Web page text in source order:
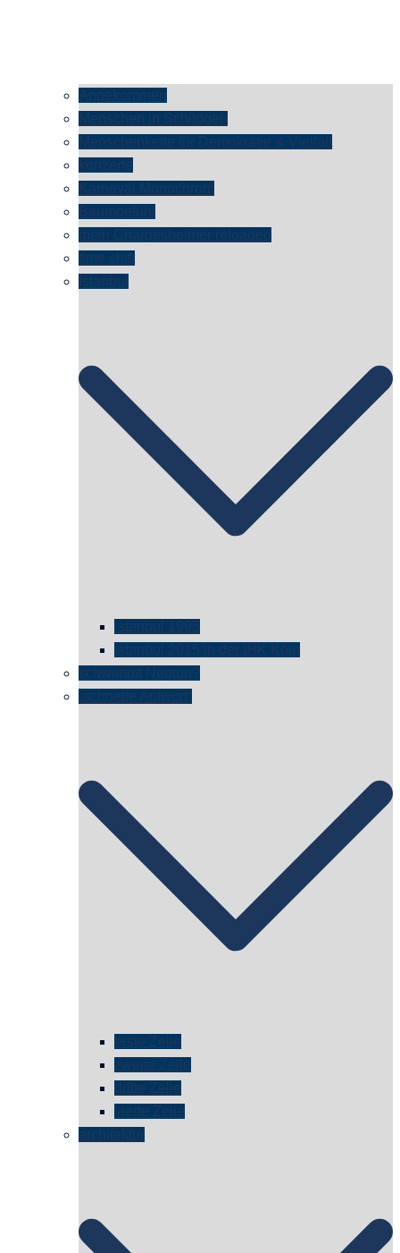
Angekommen
Menschen in Schildgen
Menschenkette für Demokratie & Vielfalt
konzerte
Karneval Monochrom
Baumgefühl
mein Chargesheimer reloaded
time shift
Istanbul
istanbul 1995
Istanbul 2015 in der IHK Köln
schwimmt Neptun?
„schnelle Antwort“
erste Zelle
zweite Zelle
dritte Zelle
vierte Zelle
architektur